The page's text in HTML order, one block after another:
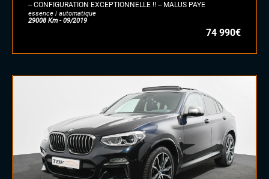
autre
-- CONFIGURATION EXCEPTIONNELLE !! -- MALUS PAYE
essence | automatique
29008 Km - 09/2019
74 990€